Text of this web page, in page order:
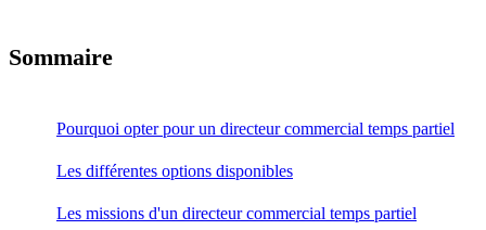
Sommaire
Pourquoi opter pour un directeur commercial temps partiel
Les différentes options disponibles
Les missions d'un directeur commercial temps partiel